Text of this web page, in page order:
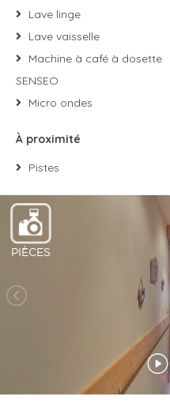
Lave linge
Lave vaisselle
Machine à café à dosette
SENSEO
Micro ondes
À proximité
Pistes